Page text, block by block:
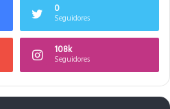
0
Seguidores
108k
Seguidores